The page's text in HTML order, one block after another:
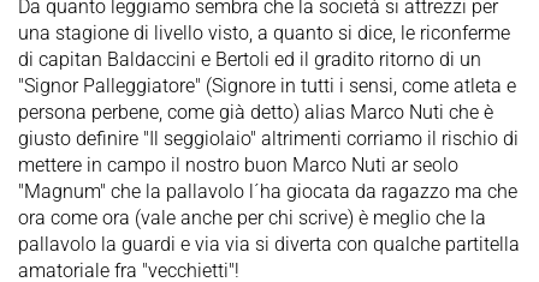
Da quanto leggiamo sembra che la società si attrezzi per
una stagione di livello visto, a quanto si dice, le riconferme
di capitan Baldaccini e Bertoli ed il gradito ritorno di un
"Signor Palleggiatore" (Signore in tutti i sensi, come atleta e
persona perbene, come già detto) alias Marco Nuti che è
giusto definire "Il seggiolaio" altrimenti corriamo il rischio di
mettere in campo il nostro buon Marco Nuti ar seolo
"Magnum" che la pallavolo l´ha giocata da ragazzo ma che
ora come ora (vale anche per chi scrive) è meglio che la
pallavolo la guardi e via via si diverta con qualche partitella
amatoriale fra "vecchietti"!